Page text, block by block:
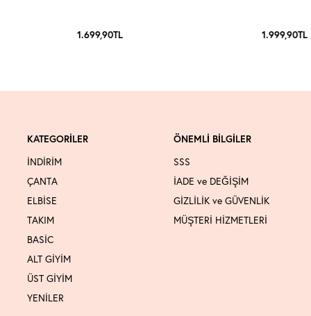
1.699,90TL 1.999,90TL
KATEGORİLER
İNDİRİM
ÇANTA
ELBİSE
TAKIM
BASİC
ALT GİYİM
ÜST GİYİM
YENİLER
ÖNEMLİ BİLGİLER
SSS
İADE ve DEĞİŞİM
GİZLİLİK ve GÜVENLİK
MÜŞTERİ HİZMETLERİ